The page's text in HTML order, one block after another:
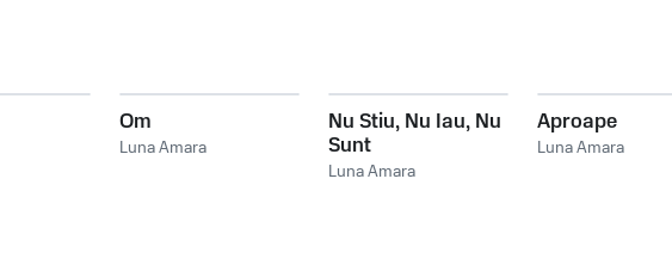
Om
Luna Amara
Nu Stiu, Nu Iau, Nu
Sunt
Luna Amara
Aproape
Luna Amara